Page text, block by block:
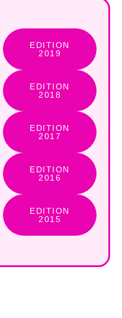
EDITION
2019
EDITION
2018
EDITION
2017
EDITION
2016
EDITION
2015